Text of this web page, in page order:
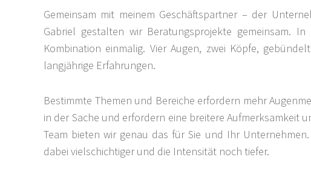
Gemeinsam mit meinem Geschäftspartner – der
Gabriel gestalten wir Beratungsprojekte gemeinsam.
Kombination einmalig. Vier Augen, zwei Köpfe,
langjährige Erfahrungen.
Bestimmte Themen und Bereiche erfordern mehr
in der Sache und erfordern eine breitere Aufmerksamkeit
Team bieten wir genau das für Sie und Ihr
dabei vielschichtiger und die Intensität noch tiefer.